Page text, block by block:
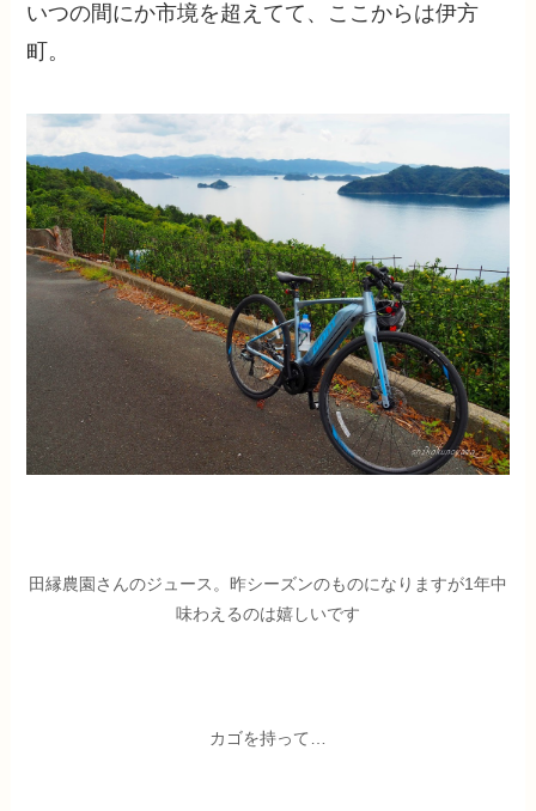
いつの間にか市境を超えてて、ここからは伊方
町。
田縁農園さんのジュース。昨シーズンのものになりますが1年中
味わえるのは嬉しいです
カゴを持って…